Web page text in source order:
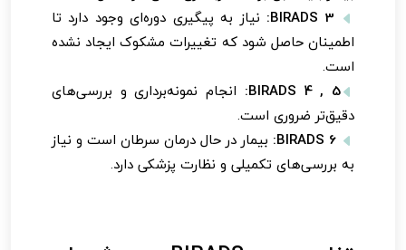
BIRADS 3: نیاز به پیگیری دوره‌ای وجود دارد تا
اطمینان حاصل شود که تغییرات مشکوک ایجاد نشده
است.
BIRADS 4 , 5: انجام نمونه‌برداری و بررسی‌های
دقیق‌تر ضروری است.
BIRADS 6: بیمار در حال درمان سرطان است و نیاز
به بررسی‌های تکمیلی و نظارت پزشکی دارد.